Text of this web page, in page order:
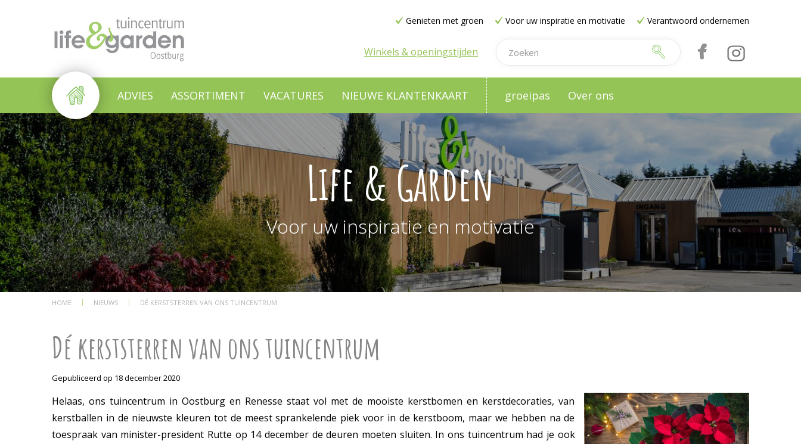
Life & Garden
Voor uw inspiratie en motivatie
HOME NIEUWS DÉ KERSTSTERREN VAN ONS TUINCENTRUM
Genieten met groen Voor uw inspiratie en motivatie Verantwoord ondernemen
Winkels & openingstijden
ADVIES ASSORTIMENT VACATURES NIEUWE KLANTENKAART groeipas Over ons
Dé kerststerren van ons tuincentrum
Gepubliceerd op 18 december 2020
Helaas, ons tuincentrum in Oostburg en Renesse staat vol met de mooiste kerstbomen en kerstdecoraties, van
kerstballen in de nieuwste kleuren tot de meest sprankelende piek voor in de kerstboom, maar we hebben na de
toespraak van minister-president Rutte op 14 december de deuren moeten sluiten. In ons tuincentrum had je ook